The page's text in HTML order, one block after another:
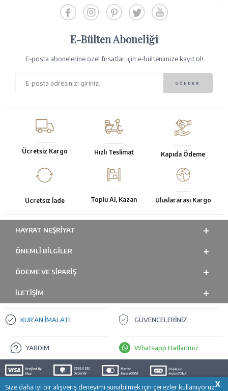
X
Size daha iyi bir alışveriş deneyimi sunabilmek için çerezler kullanıyoruz.
E-Bülten Aboneliği
E-posta abonelerine özel fırsatlar için e-bültenimize kayıt ol!
Ücretsiz Kargo Hızlı Teslimat Kapıda Ödeme
Ücretsiz İade Toplu Al, Kazan Uluslararası Kargo
HAYRAT NEŞRIYAT
ÖNEMLI BILGILER
ÖDEME VE SİPARİŞ
İLETİŞİM
KUR’AN İMALATI GÜVENCELERİNİZ
YARDIM Whatsapp Hatlarımız